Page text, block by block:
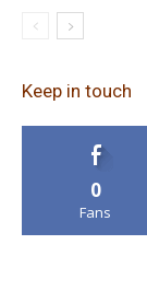
Keep in touch
0
Fans